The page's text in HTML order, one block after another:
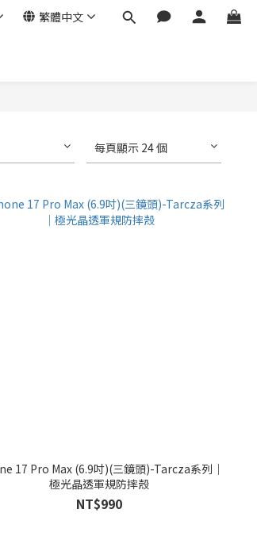
繁體中文
每頁顯示 24 個
17 Pro Max (6.9吋)(三鏡頭)-Tarcza系列｜
極光晶透軍規防摔殼
NT$990